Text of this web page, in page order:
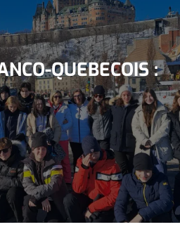
QUEBECOIS :